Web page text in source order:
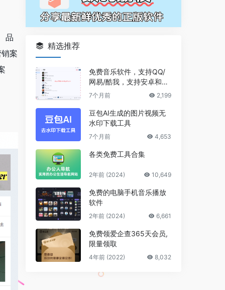
品
案
精选推荐
免费音乐软件，支持QQ/
网易/酷我，支持安卓和Wi
ndows平台
7个月前 2,199
豆包AI生成的图片视频无
水印下载工具
7个月前 4,653
各类免费工具合集
2年前 (2024) 10,649
免费的电脑手机音乐播放
软件
2年前 (2024) 6,661
免费领爱企查365天会员,
限量领取
4年前 (2022) 8,032